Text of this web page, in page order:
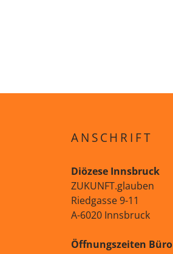
ANSCHRIFT
Diözese Innsbruck
ZUKUNFT.glauben
Riedgasse 9-11
A-6020 Innsbruck
Öffnungszeiten Büro